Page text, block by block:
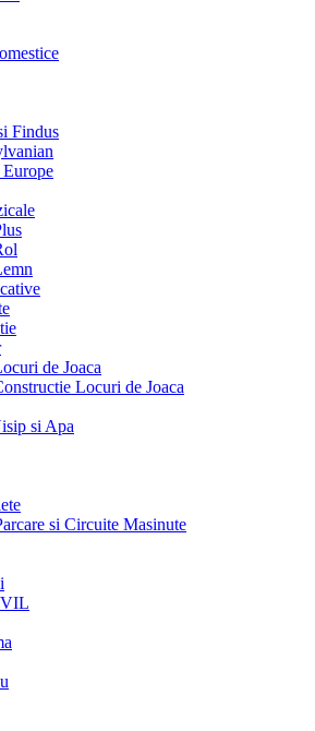
Findus
de Joaca
Locuri de Joaca
si Apa
si Circuite Masinute